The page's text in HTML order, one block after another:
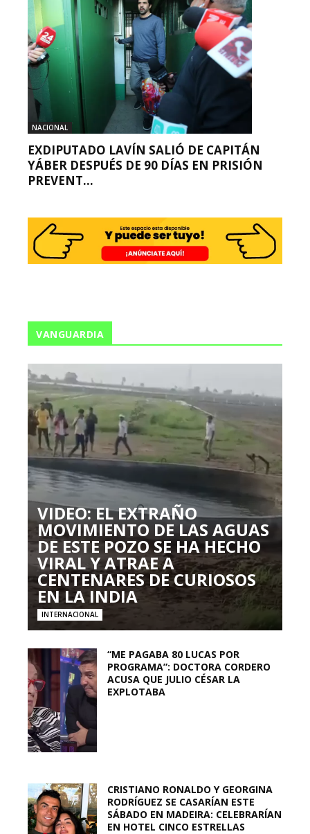
NACIONAL
EXDIPUTADO LAVÍN SALIÓ DE CAPITÁN
YÁBER DESPUÉS DE 90 DÍAS EN PRISIÓN
PREVENT...
VANGUARDIA
VIDEO: EL EXTRAÑO
MOVIMIENTO DE LAS AGUAS
DE ESTE POZO SE HA HECHO
VIRAL Y ATRAE A
CENTENARES DE CURIOSOS
EN LA INDIA
INTERNACIONAL
“ME PAGABA 80 LUCAS POR
PROGRAMA”: DOCTORA CORDERO
ACUSA QUE JULIO CÉSAR LA
EXPLOTABA
CRISTIANO RONALDO Y GEORGINA
RODRÍGUEZ SE CASARÍAN ESTE
SÁBADO EN MADEIRA: CELEBRARÍAN
EN HOTEL CINCO ESTRELLAS